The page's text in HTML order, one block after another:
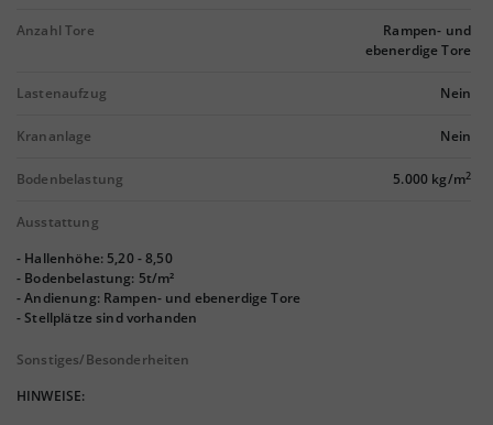
Anzahl Tore
Rampen- und
ebenerdige Tore
Lastenaufzug Nein
Krananlage Nein
Bodenbelastung 5.000 kg/m2
Ausstattung
- Hallenhöhe: 5,20 - 8,50
- Bodenbelastung: 5t/m²
- Andienung: Rampen- und ebenerdige Tore
- Stellplätze sind vorhanden
Sonstiges/Besonderheiten
HINWEISE: